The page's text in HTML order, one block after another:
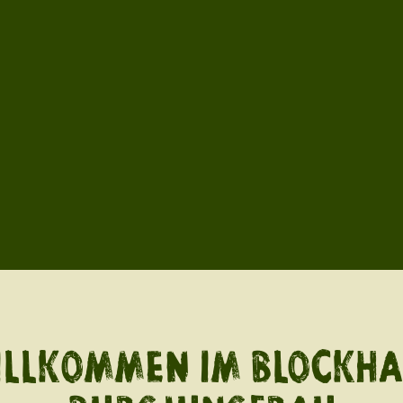
IM